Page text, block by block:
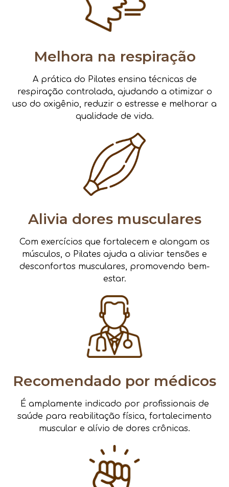
Melhora na respiração
A prática do Pilates ensina técnicas de
respiração controlada, ajudando a otimizar o
uso do oxigênio, reduzir o estresse e melhorar a
qualidade de vida.
Alivia dores musculares
Com exercícios que fortalecem e alongam os
músculos, o Pilates ajuda a aliviar tensões e
desconfortos musculares, promovendo bem-
estar.
Recomendado por médicos
É amplamente indicado por profissionais de
saúde para reabilitação física, fortalecimento
muscular e alívio de dores crônicas.